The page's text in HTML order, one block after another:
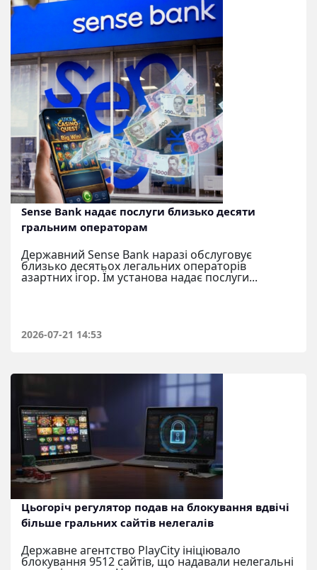
Sense Bank надає послуги близько десяти
гральним операторам
Державний Sense Bank наразі обслуговує
близько десятьох легальних операторів
азартних ігор. Їм установа надає послуги...
2026-07-21 14:53
Цьогоріч регулятор подав на блокування вдвічі
більше гральних сайтів нелегалів
Державне агентство PlayCity ініціювало
блокування 9512 сайтів, що надавали нелегальні